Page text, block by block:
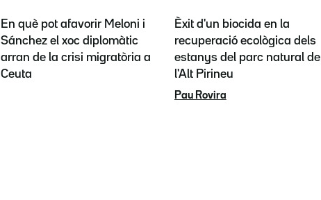
En què pot afavorir Meloni i
Sánchez el xoc diplomàtic
arran de la crisi migratòria a
Ceuta
Èxit d'un biocida en la
recuperació ecològica dels
estanys del parc natural de
l'Alt Pirineu
Pau Rovira